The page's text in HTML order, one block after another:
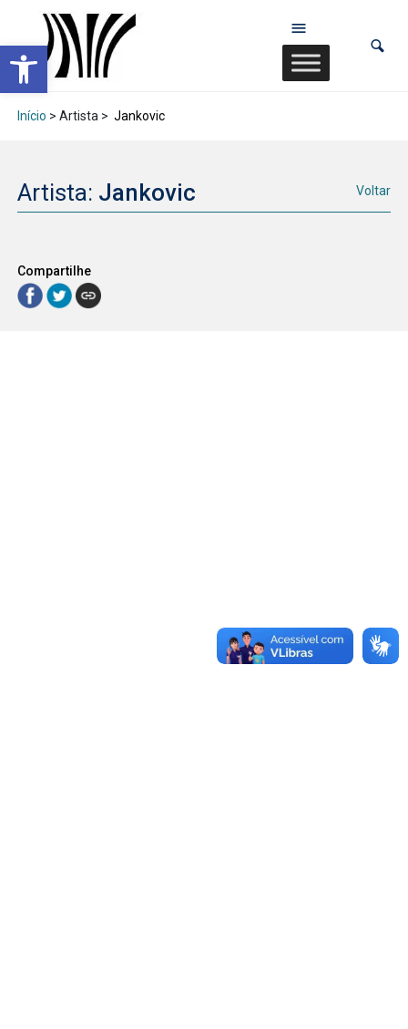
Abrir a barra de ferramentas
Início > Artista > Jankovic
Artista: Jankovic Voltar
Compartilhe